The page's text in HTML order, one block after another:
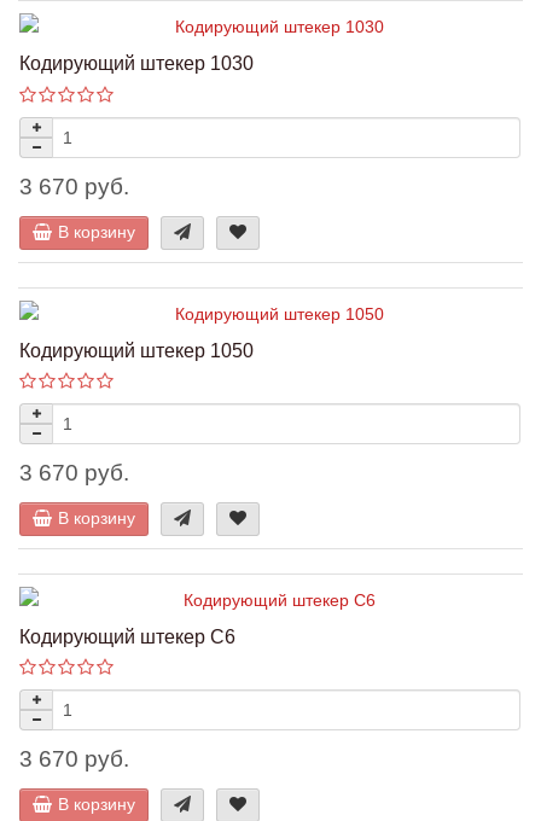
Кодирующий штекер 1030
3 670 руб.
В корзину
Кодирующий штекер 1050
3 670 руб.
В корзину
Кодирующий штекер C6
3 670 руб.
В корзину